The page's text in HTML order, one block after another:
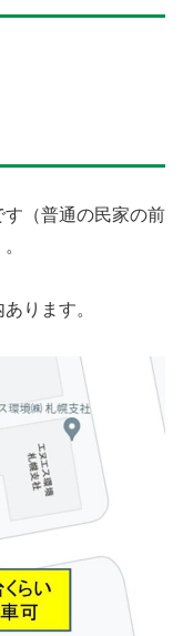
（普通の民家の前
ります。